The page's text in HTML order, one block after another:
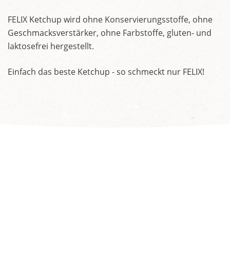
FELIX Ketchup wird ohne Konservierungsstoffe, ohne
Geschmacksverstärker, ohne Farbstoffe, gluten- und
laktosefrei hergestellt.
Einfach das beste Ketchup - so schmeckt nur FELIX!